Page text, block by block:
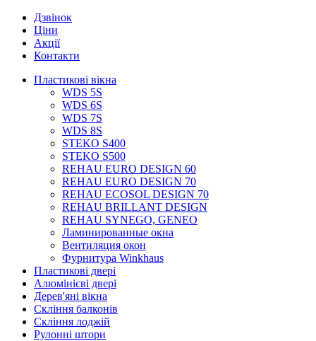
Дзвінок
Ціни
Акції
Контакти
Пластикові вікна
WDS 5S
WDS 6S
WDS 7S
WDS 8S
STEKO S400
STEKO S500
REHAU EURO DESIGN 60
REHAU EURO DESIGN 70
REHAU ECOSOL DESIGN 70
REHAU BRILLANT DESIGN
REHAU SYNEGO, GENEO
Ламинированные окна
Вентиляция окон
Фурнитура Winkhaus
Пластикові двері
Алюмінієві двері
Дерев'яні вікна
Скління балконів
Скління лоджій
Рулонні штори